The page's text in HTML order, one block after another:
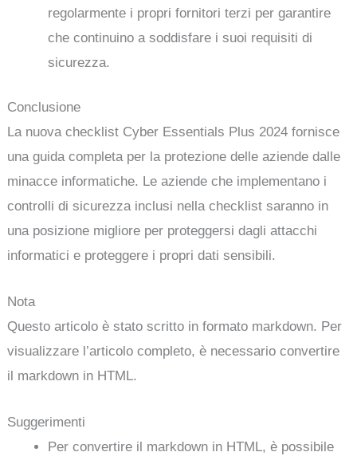
regolarmente i propri fornitori terzi per garantire
che continuino a soddisfare i suoi requisiti di
sicurezza.
Conclusione
La nuova checklist Cyber Essentials Plus 2024 fornisce
una guida completa per la protezione delle aziende dalle
minacce informatiche. Le aziende che implementano i
controlli di sicurezza inclusi nella checklist saranno in
una posizione migliore per proteggersi dagli attacchi
informatici e proteggere i propri dati sensibili.
Nota
Questo articolo è stato scritto in formato markdown. Per
visualizzare l’articolo completo, è necessario convertire
il markdown in HTML.
Suggerimenti
Per convertire il markdown in HTML, è possibile